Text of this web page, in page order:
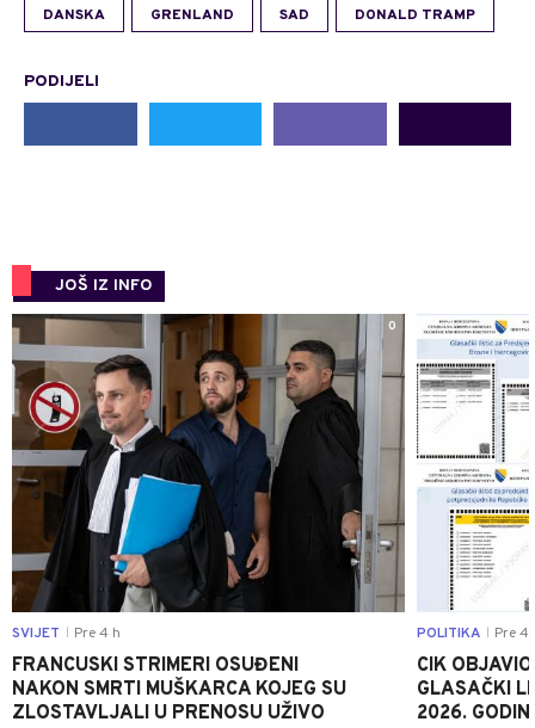
DANSKA GRENLAND SAD DONALD TRAMP
PODIJELI
JOŠ IZ INFO
0
SVIJET Pre 4 h
FRANCUSKI STRIMERI OSUĐENI
NAKON SMRTI MUŠKARCA KOJEG SU
ZLOSTAVLJALI U PRENOSU UŽIVO
POLITIKA Pre 4
CIK
GLASAČKI
2026.